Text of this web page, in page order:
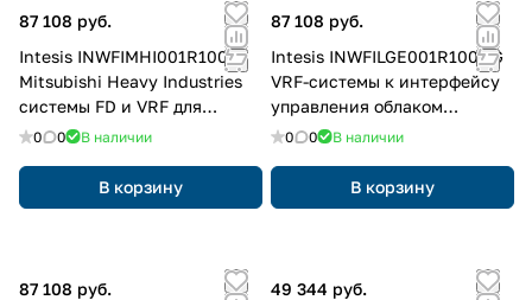
87 108 руб.
Intesis INWFIMHI001R100
Mitsubishi Heavy Industries
системы FD и VRF для
управления облачным
тока (Wi-Fi)
0 0 В наличии
В корзину
87 108 руб.
Intesis INWFILGE001R100 LG
VRF-системы к интерфейсу
управления облаком
переменного тока (Wi-Fi)
0 0 В наличии
В корзину
87 108 руб.
49 344 руб.